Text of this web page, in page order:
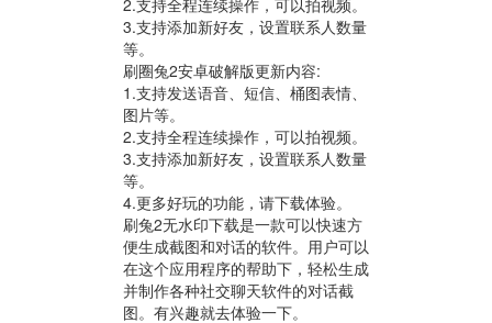
2.支持全程连续操作，可以拍视频。
3.支持添加新好友，设置联系人数量
等。
刷圈兔2安卓破解版更新内容:
1.支持发送语音、短信、桶图表情、
图片等。
2.支持全程连续操作，可以拍视频。
3.支持添加新好友，设置联系人数量
等。
4.更多好玩的功能，请下载体验。
刷兔2无水印下载是一款可以快速方
便生成截图和对话的软件。用户可以
在这个应用程序的帮助下，轻松生成
并制作各种社交聊天软件的对话截
图。有兴趣就去体验一下。